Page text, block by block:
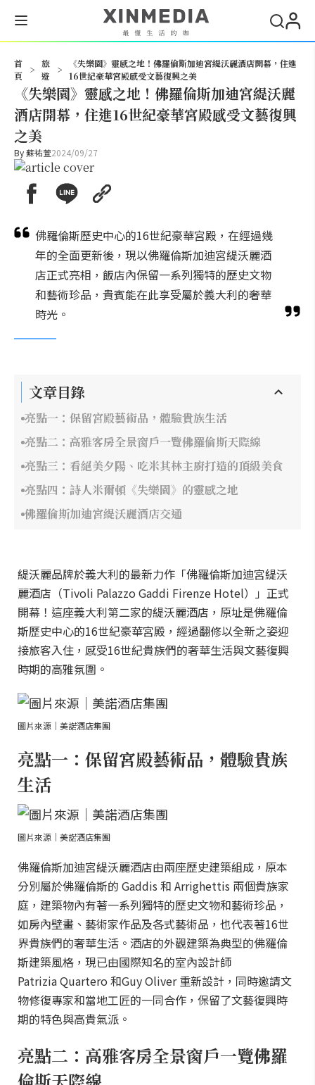
首
頁
>
旅
遊
>
《失樂園》靈感之地！佛羅倫斯加迪宮緹沃麗酒店開幕，住進
16世紀豪華宮殿感受文藝復興之美
《失樂園》靈感之地！佛羅倫斯加迪宮緹沃麗
酒店開幕，住進16世紀豪華宮殿感受文藝復興
之美
By蘇祐萱2024/09/27
佛羅倫斯歷史中心的16世紀豪華宮殿，在經過幾
年的全面更新後，現以佛羅倫斯加迪宮緹沃麗酒
店正式亮相，飯店內保留一系列獨特的歷史文物
和藝術珍品，貴賓能在此享受屬於義大利的奢華
時光。
文章目錄
亮點一：保留宮殿藝術品，體驗貴族生活
亮點二：高雅客房全景窗戶一覽佛羅倫斯天際線
亮點三：看絕美夕陽、吃米其林主廚打造的頂級美食
亮點四：詩人米爾頓《失樂園》的靈感之地
佛羅倫斯加迪宮緹沃麗酒店交通
緹沃麗品牌於義大利的最新力作「佛羅倫斯加迪宮緹沃
麗酒店（Tivoli Palazzo Gaddi Firenze Hotel）」正式
開幕！這座義大利第二家的緹沃麗酒店，原址是佛羅倫
斯歷史中心的16世紀豪華宮殿，經過翻修以全新之姿迎
接旅客入住，感受16世紀貴族們的奢華生活與文藝復興
時期的高雅氛圍。
圖片來源｜美諾酒店集團
亮點一：保留宮殿藝術品，體驗貴族
生活
圖片來源｜美諾酒店集團
佛羅倫斯加迪宮緹沃麗酒店由兩座歷史建築組成，原本
分別屬於佛羅倫斯的 Gaddis 和 Arrighettis 兩個貴族家
庭，建築物內有著一系列獨特的歷史文物和藝術珍品，
如房內壁畫、藝術家作品及各式藝術品，也代表著16世
界貴族們的奢華生活。酒店的外觀建築為典型的佛羅倫
斯建築風格，現已由國際知名的室內設計師
Patrizia Quartero 和Guy Oliver 重新設計，同時邀請文
物修復專家和當地工匠的一同合作，保留了文藝復興時
期的特色與高貴氣派。
亮點二：高雅客房全景窗戶一覽佛羅